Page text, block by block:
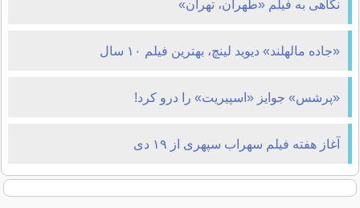
نگاهی به فیلم «طهران، تهران»
«جاده مالهلند» دیوید لینچ، بهترین فیلم ۱۰ سال
«پرشس» جوایز «اسپیریت» را درو کرد!
آغاز هفته فیلم سهراب سپهری از ۱۹ دی